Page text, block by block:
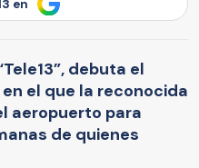
en
debuta el
el que la reconocida
aeropuerto para
de quienes